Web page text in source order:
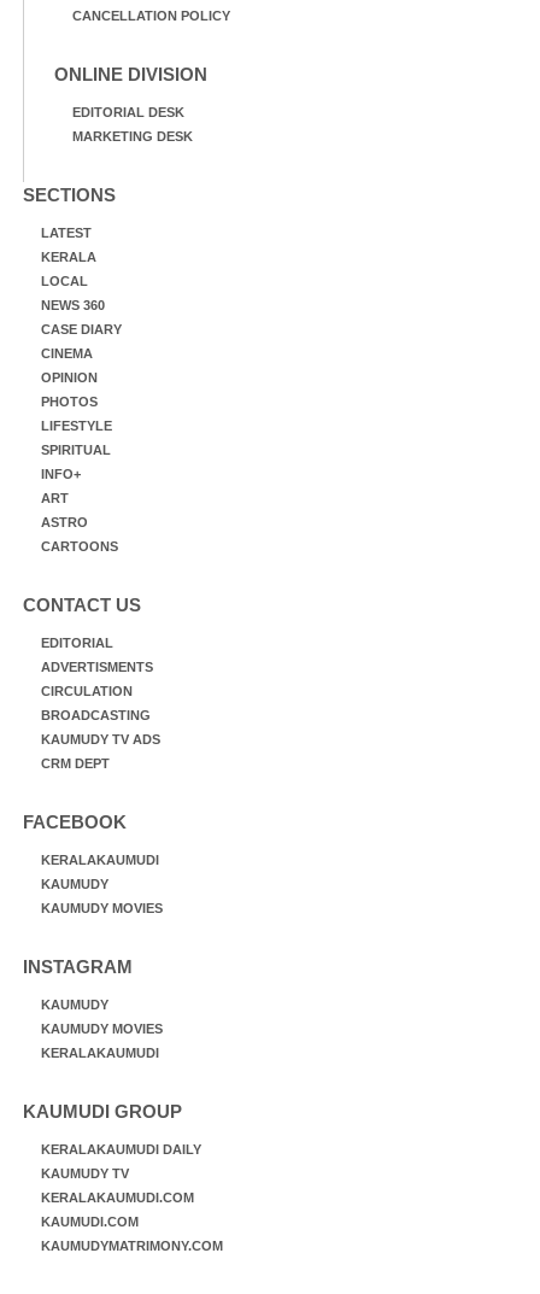
CANCELLATION POLICY
ONLINE DIVISION
EDITORIAL DESK
MARKETING DESK
SECTIONS
LATEST
KERALA
LOCAL
NEWS 360
CASE DIARY
CINEMA
OPINION
PHOTOS
LIFESTYLE
SPIRITUAL
INFO+
ART
ASTRO
CARTOONS
CONTACT US
EDITORIAL
ADVERTISMENTS
CIRCULATION
BROADCASTING
KAUMUDY TV ADS
CRM DEPT
FACEBOOK
KERALAKAUMUDI
KAUMUDY
KAUMUDY MOVIES
INSTAGRAM
KAUMUDY
KAUMUDY MOVIES
KERALAKAUMUDI
KAUMUDI GROUP
KERALAKAUMUDI DAILY
KAUMUDY TV
KERALAKAUMUDI.COM
KAUMUDI.COM
KAUMUDYMATRIMONY.COM